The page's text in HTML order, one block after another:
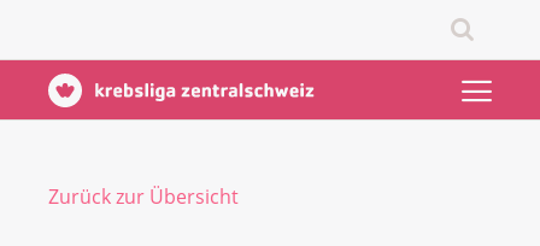
Zurück zur Übersicht